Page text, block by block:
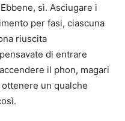
sì. Asciugare i
per fasi, ciascuna
riuscita
di entrare
il phon, magari
un qualche